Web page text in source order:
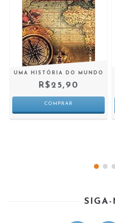
UMA HISTÓRIA DO MUNDO
R$25,90
SIGA-